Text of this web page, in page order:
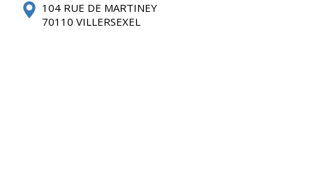
104 RUE DE MARTINEY
70110 VILLERSEXEL